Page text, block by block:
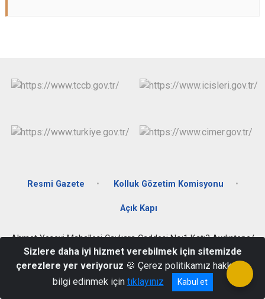
Resmi Gazete Kolluk Gözetim Komisyonu
Açık Kapı
Ahmet Yesevi Mahallesi Çaykara Caddesi No:1 Kat:3 Aydıntepe/
BAYBURT
0458 311 40 13
Sizlere daha iyi hizmet verebilmek için sitemizde
çerezlere yer veriyoruz 🍪 Çerez politikamız hakkında
bilgi edinmek için tıklayınız Kabul et